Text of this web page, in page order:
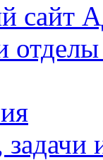
сайт